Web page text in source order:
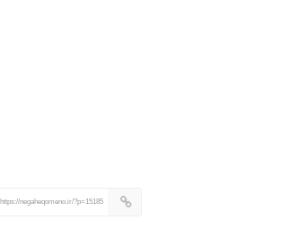
https://negaheqomeno.ir/?p=15185